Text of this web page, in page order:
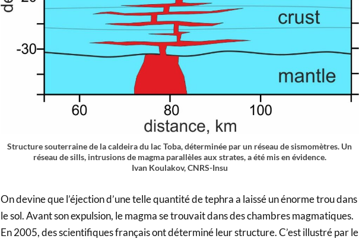
Structure souterraine de la caldeira du lac Toba, déterminée par un réseau de sismomètres. Un
réseau de sills, intrusions de magma parallèles aux strates, a été mis en évidence.
Ivan Koulakov, CNRS-Insu
On devine que l’éjection d’une telle quantité de tephra a laissé un énorme trou dans
le sol. Avant son expulsion, le magma se trouvait dans des chambres magmatiques.
En 2005, des scientifiques français ont déterminé leur structure. C’est illustré par le